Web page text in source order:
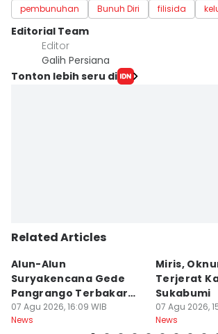
pembunuhan Bunuh Diri filisida
Editorial Team
Editor
Galih Persiana
Tonton lebih seru di
Related Articles
Alun-Alun
Suryakencana Gede
Pangrango Terbakar
Gegara Kompor
Pendaki
07 Agu 2026, 16:09 WIB
News
Miris,
Terjerat
Sukabumi
07 Agu 2026,
News